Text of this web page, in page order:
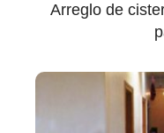
Arreglo de